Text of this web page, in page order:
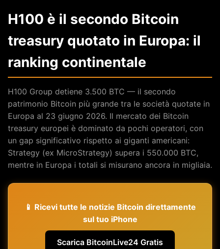
H100 è il secondo Bitcoin
treasury quotato in Europa: il
ranking continentale
H100 Group detiene 3.500 BTC — il secondo
patrimonio Bitcoin più grande tra le società quotate in
Europa al 23 giugno 2026. Il mercato dei Bitcoin
treasury europei è dominato da pochi operatori, con
un gap significativo rispetto ai giganti americani:
Strategy (ex MicroStrategy) supera i 550.000 BTC,
mentre in Europa i totali si misurano ancora in migliaia.
📱 Ricevi tutte le notizie Bitcoin direttamente
sul tuo iPhone
Scarica BitcoinLive24 Gratis